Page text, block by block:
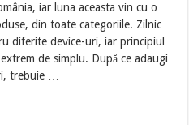
iar luna aceasta vin cu o
din toate categoriile. Zilnic
diferite device-uri, iar principiul
de simplu. După ce adaugi
trebuie …